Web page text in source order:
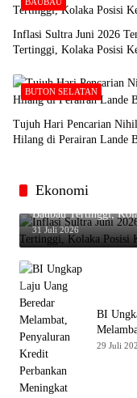
Inflasi Sultra Juni 2026
Tertinggi, Kolaka Posisi
BUTON SELATAN
Tujuh Hari Pencarian
Hilang di Perairan Lande
Ekonomi
Inflasi Sultra Juni
Baubau Tertinggi,
31 Juli 2026
BI
29 Juli